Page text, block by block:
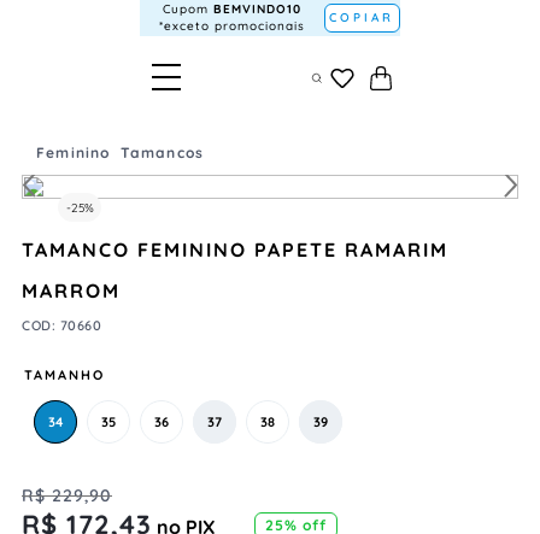
Cupom BEMVINDO10
*exceto promocionais
COPIAR
Feminino Tamancos
-25%
TAMANCO FEMININO PAPETE RAMARIM
MARROM
COD: 70660
TAMANHO
34 35 36 37 38 39
R$ 229,90
R$ 172,43 no PIX 25% off